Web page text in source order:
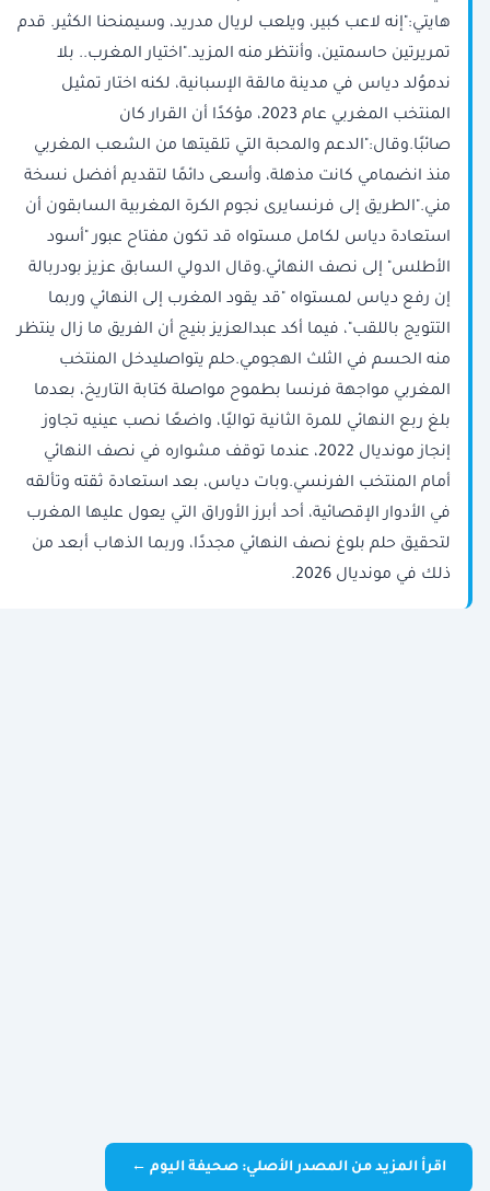
هايتي:"إنه لاعب كبير، ويلعب لريال مدريد، وسيمنحنا الكثير. قدم
تمريرتين حاسمتين، وأنتظر منه المزيد."اختيار المغرب.. بلا
ندموُلد دياس في مدينة مالقة الإسبانية، لكنه اختار تمثيل
المنتخب المغربي عام 2023، مؤكدًا أن القرار كان
صائبًا.وقال:"الدعم والمحبة التي تلقيتها من الشعب المغربي
منذ انضمامي كانت مذهلة، وأسعى دائمًا لتقديم أفضل نسخة
مني."الطريق إلى فرنسايرى نجوم الكرة المغربية السابقون أن
استعادة دياس لكامل مستواه قد تكون مفتاح عبور "أسود
الأطلس" إلى نصف النهائي.وقال الدولي السابق عزيز بودربالة
إن رفع دياس لمستواه "قد يقود المغرب إلى النهائي وربما
التتويج باللقب"، فيما أكد عبدالعزيز بنيج أن الفريق ما زال ينتظر
منه الحسم في الثلث الهجومي.حلم يتواصليدخل المنتخب
المغربي مواجهة فرنسا بطموح مواصلة كتابة التاريخ، بعدما
بلغ ربع النهائي للمرة الثانية تواليًا، واضعًا نصب عينيه تجاوز
إنجاز مونديال 2022، عندما توقف مشواره في نصف النهائي
أمام المنتخب الفرنسي.وبات دياس، بعد استعادة ثقته وتألقه
في الأدوار الإقصائية، أحد أبرز الأوراق التي يعول عليها المغرب
لتحقيق حلم بلوغ نصف النهائي مجددًا، وربما الذهاب أبعد من
ذلك في مونديال 2026.
اقرأ المزيد من المصدر الأصلي: صحيفة اليوم ←